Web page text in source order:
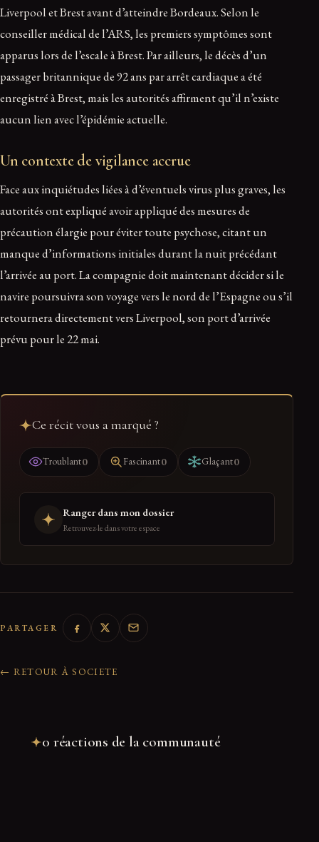
Liverpool et Brest avant d’atteindre Bordeaux. Selon le
conseiller médical de l’ARS, les premiers symptômes sont
apparus lors de l’escale à Brest. Par ailleurs, le décès d’un
passager britannique de 92 ans par arrêt cardiaque a été
enregistré à Brest, mais les autorités affirment qu’il n’existe
aucun lien avec l’épidémie actuelle.
Un contexte de vigilance accrue
Face aux inquiétudes liées à d’éventuels virus plus graves, les
autorités ont expliqué avoir appliqué des mesures de
précaution élargie pour éviter toute psychose, citant un
manque d’informations initiales durant la nuit précédant
l’arrivée au port. La compagnie doit maintenant décider si le
navire poursuivra son voyage vers le nord de l’Espagne ou s’il
retournera directement vers Liverpool, son port d’arrivée
prévu pour le 22 mai.
Ce récit vous a marqué ?
Troublant0 Fascinant0 Glaçant0
Ranger dans mon dossier
Retrouvez-le dans votre espace
PARTAGER
← RETOUR À SOCIETE
0 réactions de la communauté